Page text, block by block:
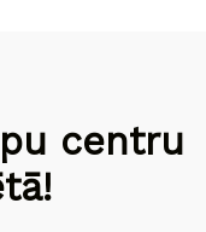
centru